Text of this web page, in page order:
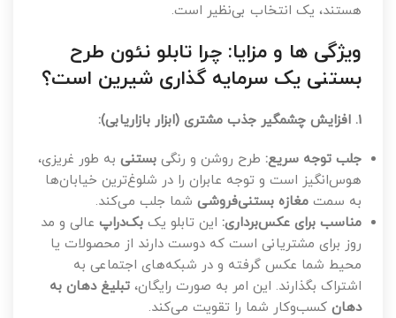
هستند، یک انتخاب بی‌نظیر است.
ویژگی ها و مزایا: چرا تابلو نئون طرح
بستنی یک سرمایه گذاری شیرین است؟
1. افزایش چشمگیر جذب مشتری (ابزار بازاریابی):
جلب توجه سریع: طرح روشن و رنگی بستنی به طور غریزی،
هوس‌انگیز است و توجه عابران را در شلوغ‌ترین خیابان‌ها
به سمت مغازه بستنی‌فروشی شما جلب می‌کند.
مناسب برای عکس‌برداری: این تابلو یک بک‌دراپ عالی و مد
روز برای مشتریانی است که دوست دارند از محصولات یا
محیط شما عکس گرفته و در شبکه‌های اجتماعی به
اشتراک بگذارند. این امر به صورت رایگان، تبلیغ دهان به
دهان کسب‌وکار شما را تقویت می‌کند.